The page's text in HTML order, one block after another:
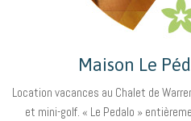
Maison Le
Location vacances au Chalet de
et mini-golf. « Le Pedalo »